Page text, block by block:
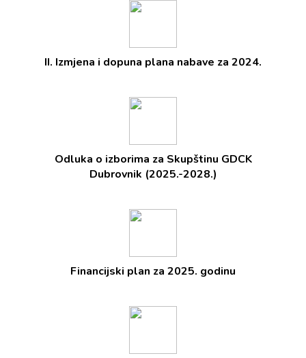
II. Izmjena i dopuna plana nabave za 2024.
Odluka o izborima za Skupštinu GDCK
Dubrovnik (2025.-2028.)
Financijski plan za 2025. godinu